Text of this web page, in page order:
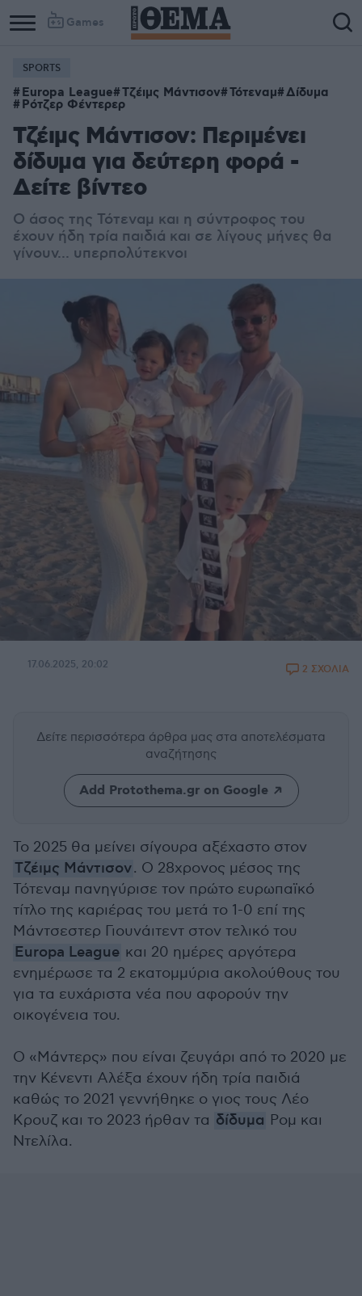
Games
SPORTS
Europa League Τζέιμς Μάντισον Τότεναμ Δίδυμα
Ρότζερ Φέντερερ
Τζέιμς Μάντισον: Περιμένει
δίδυμα για δεύτερη φορά -
Δείτε βίντεο
Ο άσος της Τότεναμ και η σύντροφος του
έχουν ήδη τρία παιδιά και σε λίγους μήνες θα
γίνουν... υπερπολύτεκνοι
17.06.2025, 20:02 2 ΣΧΟΛΙΑ
Δείτε περισσότερα άρθρα μας στα αποτελέσματα
αναζήτησης
Add Protothema.gr on Google
Το 2025 θα μείνει σίγουρα αξέχαστο στον
Τζέιμς Μάντισον. Ο 28χρονος μέσος της
Τότεναμ πανηγύρισε τον πρώτο ευρωπαϊκό
τίτλο της καριέρας του μετά το 1-0 επί της
Μάντσεστερ Γιουνάιτεντ στον τελικό του
Europa League και 20 ημέρες αργότερα
ενημέρωσε τα 2 εκατομμύρια ακολούθους του
για τα ευχάριστα νέα που αφορούν την
οικογένεια του.
Ο «Μάντερς» που είναι ζευγάρι από το 2020 με
την Κένεντι Αλέξα έχουν ήδη τρία παιδιά
καθώς το 2021 γεννήθηκε o γιος τους Λέο
Κρουζ και το 2023 ήρθαν τα δίδυμα Ρομ και
Ντελίλα.